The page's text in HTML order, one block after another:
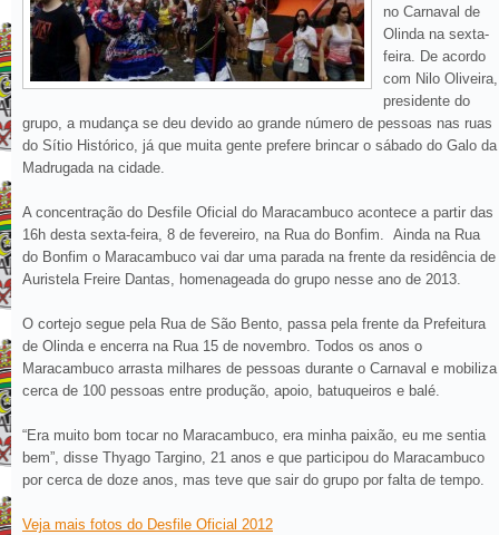
no Carnaval de
Olinda na sexta-
feira. De acordo
com Nilo Oliveira,
presidente do
grupo, a mudança se deu devido ao grande número de pessoas nas ruas
do Sítio Histórico, já que muita gente prefere brincar o sábado do Galo da
Madrugada na cidade.
A concentração do Desfile Oficial do Maracambuco acontece a partir das
16h desta sexta-feira, 8 de fevereiro, na Rua do Bonfim. Ainda na Rua
do Bonfim o Maracambuco vai dar uma parada na frente da residência de
Auristela Freire Dantas, homenageada do grupo nesse ano de 2013.
O cortejo segue pela Rua de São Bento, passa pela frente da Prefeitura
de Olinda e encerra na Rua 15 de novembro. Todos os anos o
Maracambuco arrasta milhares de pessoas durante o Carnaval e mobiliza
cerca de 100 pessoas entre produção, apoio, batuqueiros e balé.
“Era muito bom tocar no Maracambuco, era minha paixão, eu me sentia
bem”, disse Thyago Targino, 21 anos e que participou do Maracambuco
por cerca de doze anos, mas teve que sair do grupo por falta de tempo.
Veja mais fotos do Desfile Oficial 2012